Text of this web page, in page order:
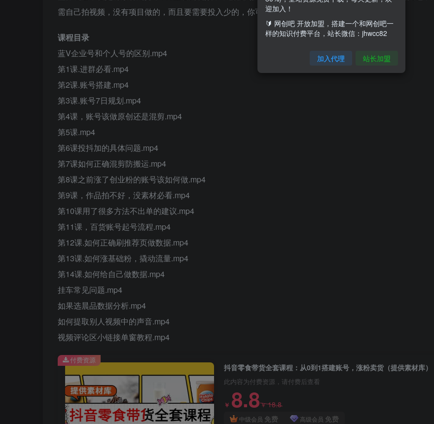
需自己拍视频，没有项目做的，而且要需要投入少的，你可以搞这个项目
课程目录
蓝V企业号和个人号的区别.mp4
第1课.进群必看.mp4
第2课.账号搭建.mp4
第3课.账号7日规划.mp4
第4课，账号该做原创还是混剪.mp4
第5课.mp4
第6课投抖加的具体问题.mp4
第7课如何正确混剪防搬运.mp4
第8课之前涨了创业粉的账号该如何做.mp4
第9课，作品拍不好，没素材必看.mp4
第10课用了很多方法不出单的建议.mp4
第11课，百货账号起号流程.mp4
第12课.如何正确刷推荐页做数据.mp4
第13课.如何涨基础粉，撬动流量.mp4
第14课.如何给自己做数据.mp4
挂车常见问题.mp4
如果选晨品数据分析.mp4
如何提取别人视频中的声音.mp4
视频评论区小链接单窗教程.mp4
抖音零食带货全套课程：从0到1搭建账号，涨粉卖货（提供素材库）
此内容为付费资源，请付费后查看
￥ 8.8￥18.8
中级会员 免费 高级会员 免费
付费资源
迎加入！
🔰 网创吧 开放加盟，搭建一个和网创吧一
样的知识付费平台，站长微信：jhwcc82
加入代理 站长加盟